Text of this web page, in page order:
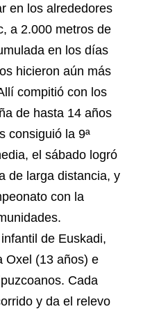
en los alrededores
a 2.000 metros de
en los días
hicieron aún más
compitió con los
de hasta 14 años
consiguió la 9ª
el sábado logró
de larga distancia, y
con la
de Euskadi,
Oxel (13 años) e
Cada
y da el relevo